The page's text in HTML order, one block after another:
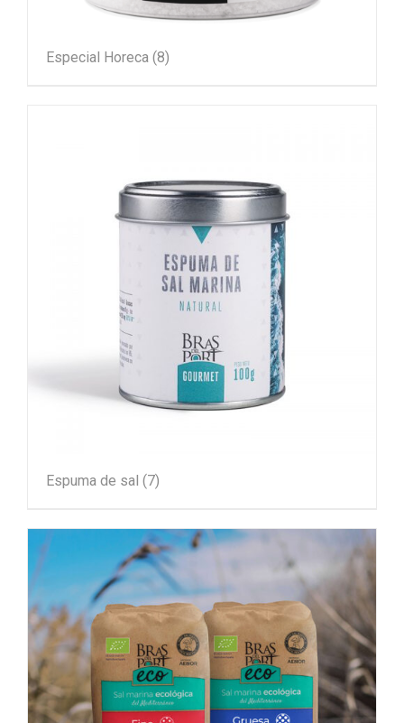
Especial Horeca (8)
Espuma de sal (7)